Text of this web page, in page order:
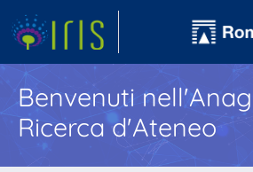
Benvenuti
Ricerca d'Ateneo